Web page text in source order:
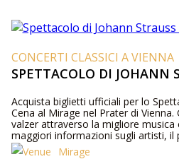
CONCERTI CLASSICI A VIENNA
SPETTACOLO DI JOHANN
Acquista biglietti ufficiali per lo
Cena al Mirage nel Prater di
valzer attraverso la migliore musica
maggiori informazioni sugli artisti, il
biglietti, visita il nostro sito web o
Mirage